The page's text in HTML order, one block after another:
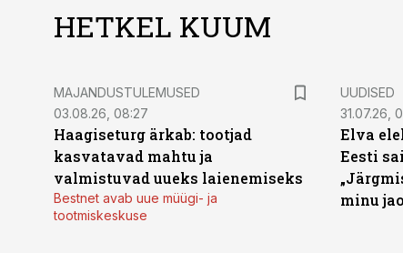
HETKEL KUUM
MAJANDUSTULEMUSED
03.08.26, 08:27
Haagiseturg ärkab: tootjad
kasvatavad mahtu ja
valmistuvad uueks laienemiseks
Bestnet avab uue müügi- ja
tootmiskeskuse
UUDISED
31.07.26,
Elva
Eesti
minu